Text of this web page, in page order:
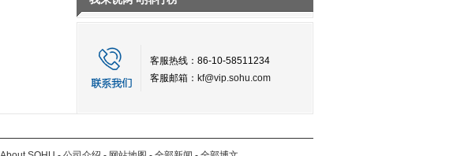
客服热线：86-10-58511234
客服邮箱： kf@vip.sohu.com